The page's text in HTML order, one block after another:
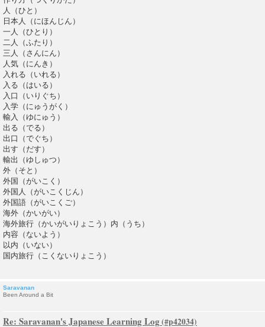
人（ひと）
日本人（にほんじん）
一人（ひとり）
二人（ふたり）
三人（さんにん）
人気（にんき）
入れる（いれる）
入る（はいる）
入口（いりぐち）
入学（にゅうがく）
輸入（ゆにゅう）
出る（でる）
出口（でぐち）
出す（だす）
輸出（ゆしゅつ）
外（そと）
外国（がいこく）
外国人（がいこくじん）
外国語（がいこくご）
海外（かいがい）
海外旅行（かいがいりょこう）内（うち）
内容（ないよう）
以内（いない）
国内旅行（こくないりょこう）
Saravanan
Been Around a Bit
Re: Saravanan's Japanese Learning Log